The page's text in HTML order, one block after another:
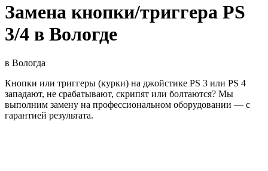
Замена кнопки/триггера PS
3/4 в Вологде
в Вологда
Кнопки или триггеры (курки) на джойстике PS 3 или PS 4
западают, не срабатывают, скрипят или болтаются? Мы
выполним замену на профессиональном оборудовании — с
гарантией результата.